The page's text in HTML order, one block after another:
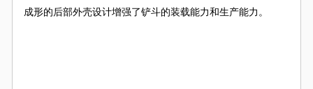
成形的后部外壳设计增强了铲斗的装载能力和生产能力。